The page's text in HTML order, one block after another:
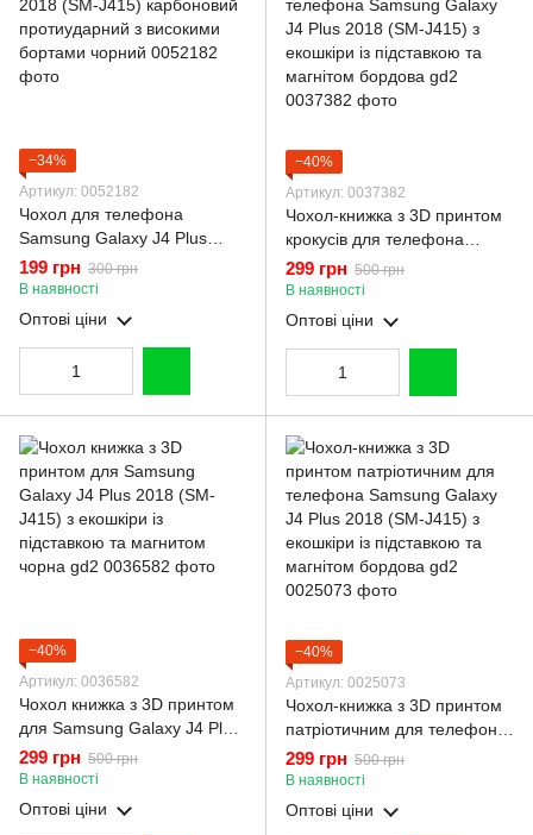
−34%
Артикул: 0052182
Чохол для телефона
Samsung Galaxy J4 Plus
2018 (SM-J415) карбоновий
протиударний з високими
бортами чорний
199 грн 300 грн
В наявності
Оптові ціни
−40%
Артикул: 0037382
Чохол-книжка з 3D принтом
крокусів для телефона
Samsung Galaxy J4 Plus
2018 (SM-J415) з екошкіри із
підставкою та магнітом
бордова gd2
299 грн 500 грн
В наявності
Оптові ціни
−40%
Артикул: 0036582
Чохол книжка з 3D принтом
для Samsung Galaxy J4 Plus
2018 (SM-J415) з екошкіри із
підставкою та магнитом
чорна gd2
299 грн 500 грн
В наявності
Оптові ціни
−40%
Артикул: 0025073
Чохол-книжка з 3D принтом
патріотичним для телефона
Samsung Galaxy J4 Plus
2018 (SM-J415) з екошкіри із
підставкою та магнітом
бордова gd2
299 грн 500 грн
В наявності
Оптові ціни